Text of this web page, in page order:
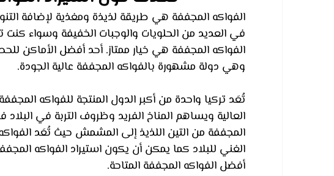
الفواكه المجففة هي طريقة لذيذة ومغذية لإضافة
في العديد من الحلويات والوجبات الخفيفة وسواء كنت
الفواكه المجففة هي خيار ممتاز. أحد أفضل الأماكن
وهي دولة مشهورة بالفواكه المجففة عالية الجودة.
تُعَد تركيا واحدة من أكبر الدول المنتجة للفواكه
العالية ويساهم المناخ الفريد وظروف التربة في
المجففة من التين اللذيذ إلى المشمش حيث تُعَد
الغني للبلاد كما يمكن أن يكون استيراد الفواكه
أفضل الفواكه المجففة المتاحة.